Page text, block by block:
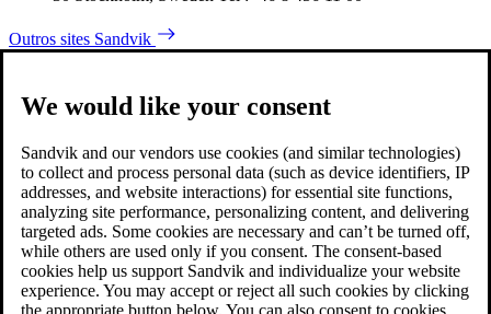
Outros sites Sandvik
We would like your consent
Sandvik and our vendors use cookies (and similar technologies)
to collect and process personal data (such as device identifiers, IP
addresses, and website interactions) for essential site functions,
analyzing site performance, personalizing content, and delivering
targeted ads. Some cookies are necessary and can’t be turned off,
while others are used only if you consent. The consent-based
cookies help us support Sandvik and individualize your website
experience. You may accept or reject all such cookies by clicking
the appropriate button below. You can also consent to cookies